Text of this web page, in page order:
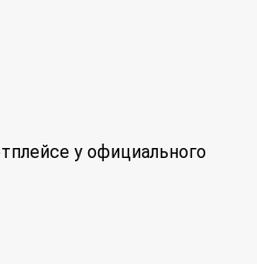
у официального